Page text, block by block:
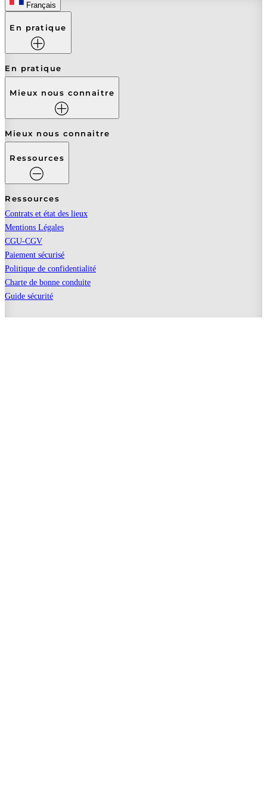
Français
En pratique
En pratique
Mieux nous connaitre
Mieux nous connaitre
Ressources
Ressources
Contrats et état des lieux
Mentions Légales
CGU-CGV
Paiement sécurisé
Politique de confidentialité
Charte de bonne conduite
Guide sécurité